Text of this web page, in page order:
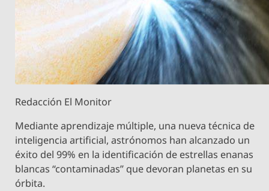
Redacción El Monitor
Mediante aprendizaje múltiple, una nueva técnica de
inteligencia artificial, astrónomos han alcanzado un
éxito del 99% en la identificación de estrellas enanas
blancas “contaminadas” que devoran planetas en su
órbita.